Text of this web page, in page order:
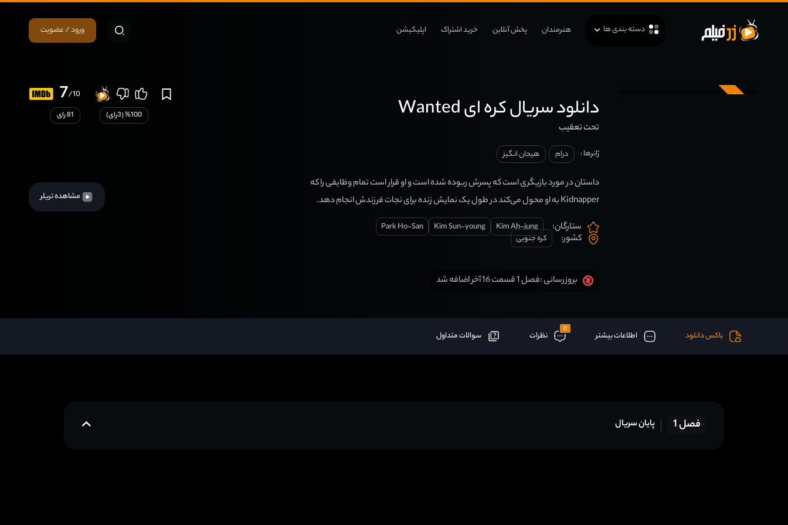
دسته بندی ها هنرمندان پخش آنلاین خرید اشتراک اپلیکیشن ورود / عضویت
زیرنویس دانلود سریال کره ای Wanted
تحت تعقیب
ژانرها : درام هیجان انگیز
داستان در مورد بازیگری است که پسرش ربوده شده است و او قرار است تمام وظایفی را که
Kidnapper به او محول می‌کند در طول یک نمایش زنده برای نجات فرزندش انجام دهد.
ستارگان:
Kim Ah-jung
Kim Sun-young
Park Ho-San
کشور: کره جنوبی
بروزرسانی :فصل 1 قسمت 16 آخر اضافه شد
7/10
81 رای 100
% (
3رای)
مشاهده تریلر
باکس دانلود اطلاعات بیشتر
0
نظرات سوالات متداول
فصل 1 پایان سریال